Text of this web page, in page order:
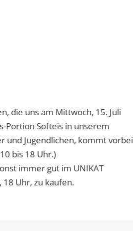
die uns am Mittwoch, 15. Juli
Portion Softeis in unserem
und Jugendlichen, kommt vorbei
bis 18 Uhr.)
immer gut im UNIKAT
Uhr, zu kaufen.